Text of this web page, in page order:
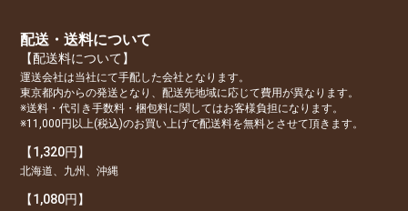
配送・送料について
【配送料について】
運送会社は当社にて手配した会社となります。
東京都内からの発送となり、配送先地域に応じて費用が異なります。
※送料・代引き手数料・梱包料に関してはお客様負担になります。
※11,000円以上(税込)のお買い上げで配送料を無料とさせて頂きます。
【1,320円】
北海道、九州、沖縄
【1,080円】